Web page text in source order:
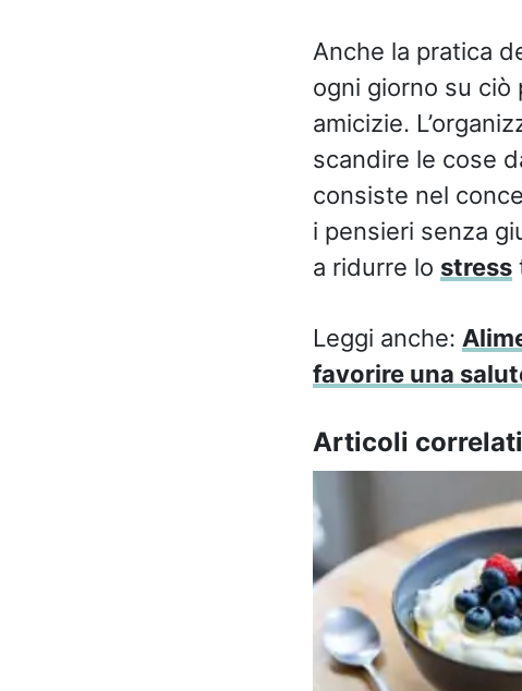
Anche la pratica
ogni giorno su ciò
amicizie.
scandire le cose
consiste nel
i pensieri senza
a ridurre lo stress
Leggi anche:
favorire una
Articoli correlati